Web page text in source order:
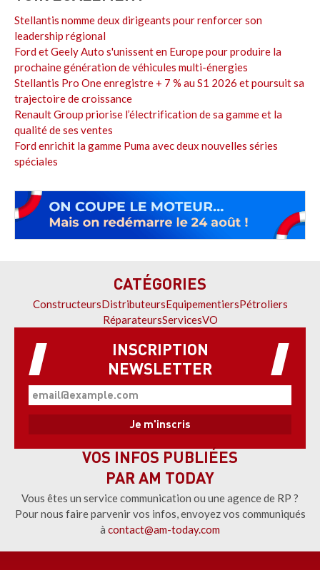
Stellantis nomme deux dirigeants pour renforcer son
leadership régional
Ford et Geely Auto s'unissent en Europe pour produire la
prochaine génération de véhicules multi-énergies
Stellantis Pro One enregistre + 7 % au S1 2026 et poursuit sa
trajectoire de croissance
Renault Group priorise l’électrification de sa gamme et la
qualité de ses ventes
Ford enrichit la gamme Puma avec deux nouvelles séries
spéciales
CATÉGORIES
ConstructeursDistributeursEquipementiersPétroliers
RéparateursServicesVO
INSCRIPTION
NEWSLETTER
VOS INFOS PUBLIÉES
PAR AM TODAY
Vous êtes un service communication ou une agence de RP ?
Pour nous faire parvenir vos infos, envoyez vos communiqués
à contact@am-today.com